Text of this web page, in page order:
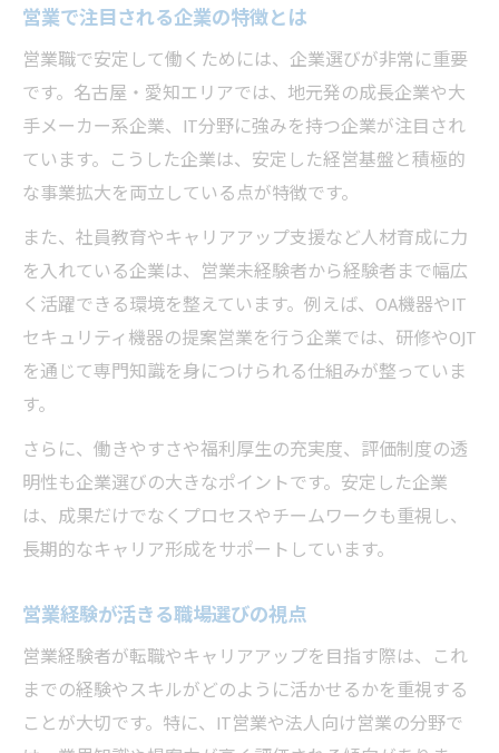
営業で注目される企業の特徴とは
営業職で安定して働くためには、企業選びが非常に重要
です。名古屋・愛知エリアでは、地元発の成長企業や大
手メーカー系企業、IT分野に強みを持つ企業が注目され
ています。こうした企業は、安定した経営基盤と積極的
な事業拡大を両立している点が特徴です。
また、社員教育やキャリアアップ支援など人材育成に力
を入れている企業は、営業未経験者から経験者まで幅広
く活躍できる環境を整えています。例えば、OA機器やIT
セキュリティ機器の提案営業を行う企業では、研修やOJT
を通じて専門知識を身につけられる仕組みが整っていま
す。
さらに、働きやすさや福利厚生の充実度、評価制度の透
明性も企業選びの大きなポイントです。安定した企業
は、成果だけでなくプロセスやチームワークも重視し、
長期的なキャリア形成をサポートしています。
営業経験が活きる職場選びの視点
営業経験者が転職やキャリアアップを目指す際は、これ
までの経験やスキルがどのように活かせるかを重視する
ことが大切です。特に、IT営業や法人向け営業の分野で